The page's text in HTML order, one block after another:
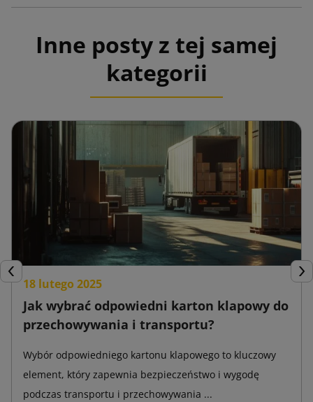
Inne posty z tej samej
kategorii
Poprzedni
18 lutego 2025
Jak wybrać odpowiedni karton klapowy do
przechowywania i transportu?
Wybór odpowiedniego kartonu klapowego to kluczowy
element, który zapewnia bezpieczeństwo i wygodę
podczas transportu i przechowywania ...